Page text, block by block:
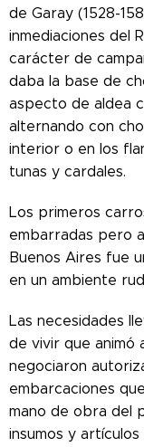
de Garay (1528-
inmediaciones del
carácter de
daba la base de
aspecto de aldea
alternando con
interior o en los
tunas y cardales.
Los primeros
embarradas pero
Buenos Aires fue
en un ambiente
Las necesidades
de vivir que animó
negociaron
embarcaciones
mano de obra del
insumos y